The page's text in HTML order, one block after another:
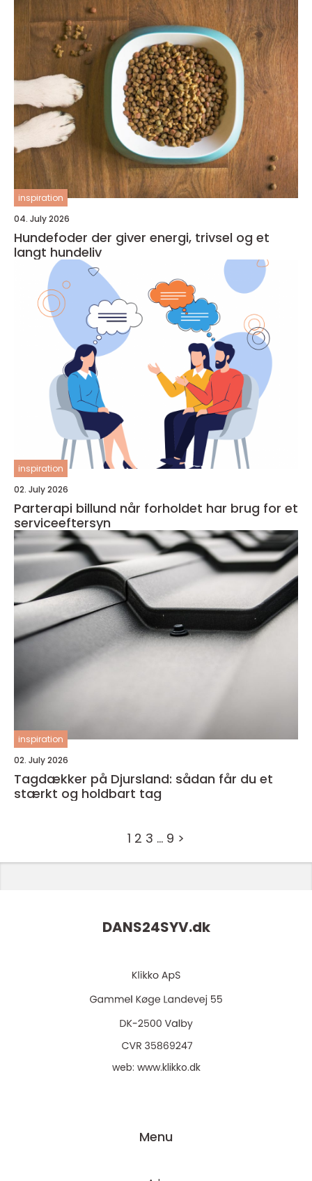
inspiration
04. July 2026
Hundefoder der giver energi, trivsel og et
langt hundeliv
inspiration
02. July 2026
Parterapi billund når forholdet har brug for et
serviceeftersyn
inspiration
02. July 2026
Tagdækker på Djursland: sådan får du et
stærkt og holdbart tag
1 2 3 … 9 >
DANS24SYV.dk
web: www.klikko.dk
Menu